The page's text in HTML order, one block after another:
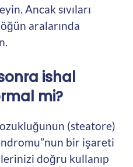
Ancak sıvıları
aralarında
ishal
mi?
(steatore)
bir işareti
doğru kullanıp